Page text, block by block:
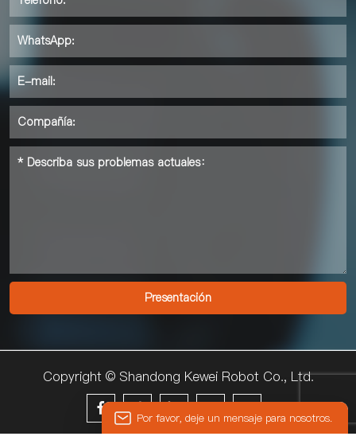
Copyright © Shandong Kewei Robot Co., Ltd.

Por favor, deje un mensaje para nosotros.